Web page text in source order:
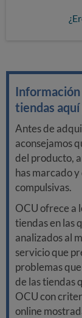
tiendas
Antes de
aconsejamos
del producto,
has marcado
compulsivas.
OCU ofrece a
tiendas en las
analizados al
servicio que
problemas
de las tiendas
OCU con
online